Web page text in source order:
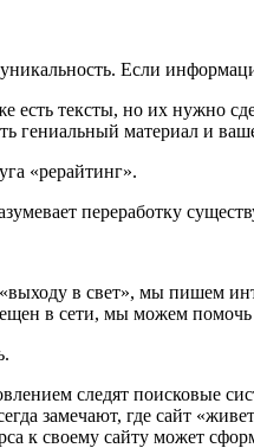
Если
есть тексты, но их нужно
гениальный материал и
«рерайтинг».
переработку
в свет», мы пишем
в сети, мы можем
следят поисковые
замечают, где сайт
к своему сайту может